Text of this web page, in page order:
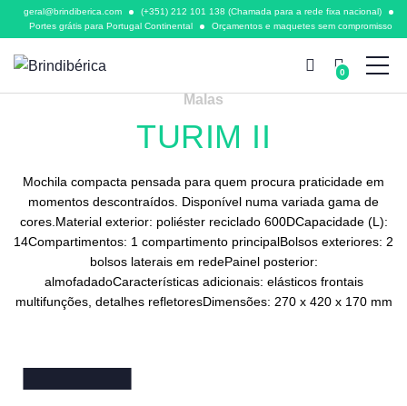
geral@brindiberica.com
(+351) 212 101 138 (Chamada para a rede fixa nacional)
Portes grátis para Portugal Continental
Orçamentos e maquetes sem compromisso
0
Malas
TURIM II
Mochila compacta pensada para quem procura praticidade em
momentos descontraídos. Disponível numa variada gama de
cores.Material exterior: poliéster reciclado 600DCapacidade (L):
14Compartimentos: 1 compartimento principalBolsos exteriores: 2
bolsos laterais em redePainel posterior:
almofadadoCaracterísticas adicionais: elásticos frontais
multifunções, detalhes refletoresDimensões: 270 x 420 x 170 mm